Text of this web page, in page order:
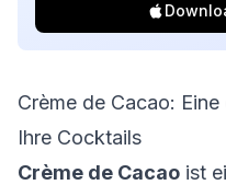
Crème de Cacao:
Ihre Cocktails
Crème de Cacao ist